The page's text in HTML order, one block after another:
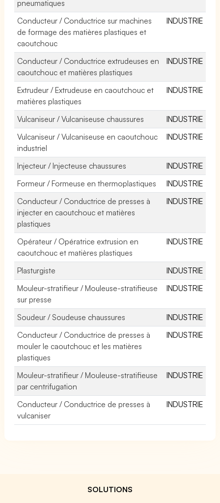
pneumatiques
Conducteur / Conductrice sur machines
de formage des matières plastiques et
caoutchouc
INDUSTRIE
Conducteur / Conductrice extrudeuses en
caoutchouc et matières plastiques
INDUSTRIE
Extrudeur / Extrudeuse en caoutchouc et
matières plastiques
INDUSTRIE
Vulcaniseur / Vulcaniseuse chaussures
INDUSTRIE
Vulcaniseur / Vulcaniseuse en caoutchouc
industriel
INDUSTRIE
Injecteur / Injecteuse chaussures
INDUSTRIE
Formeur / Formeuse en thermoplastiques
INDUSTRIE
Conducteur / Conductrice de presses à
injecter en caoutchouc et matières
plastiques
INDUSTRIE
Opérateur / Opératrice extrusion en
caoutchouc et matières plastiques
INDUSTRIE
Plasturgiste
INDUSTRIE
Mouleur-stratifieur / Mouleuse-stratifieuse
sur presse
INDUSTRIE
Soudeur / Soudeuse chaussures
INDUSTRIE
Conducteur / Conductrice de presses à
mouler le caoutchouc et les matières
plastiques
INDUSTRIE
Mouleur-stratifieur / Mouleuse-stratifieuse
par centrifugation
INDUSTRIE
Conducteur / Conductrice de presses à
vulcaniser
INDUSTRIE
SOLUTIONS